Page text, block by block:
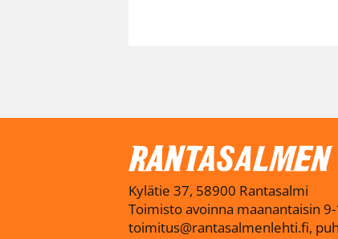
Kylätie 37, 58900 Rantasalmi
Toimisto avoinna maanantaisin
toimitus@rantasalmenlehti.fi,